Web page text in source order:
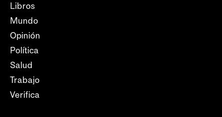
Libros
Mundo
Opinión
Política
Salud
Trabajo
Verifica